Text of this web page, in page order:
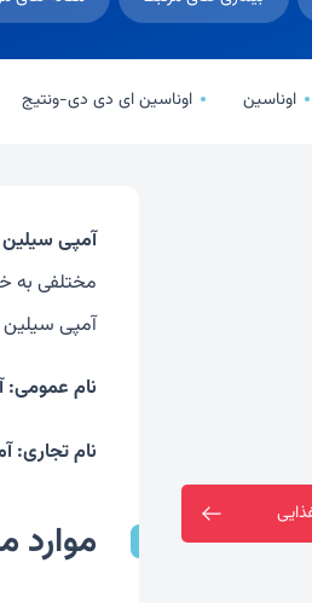
اوناسین اوناسین ای دی دی-ونتیج
آمپی سیلین
مختلفی به
آمپی سیلین
نام عمومی:
نام تجاری: